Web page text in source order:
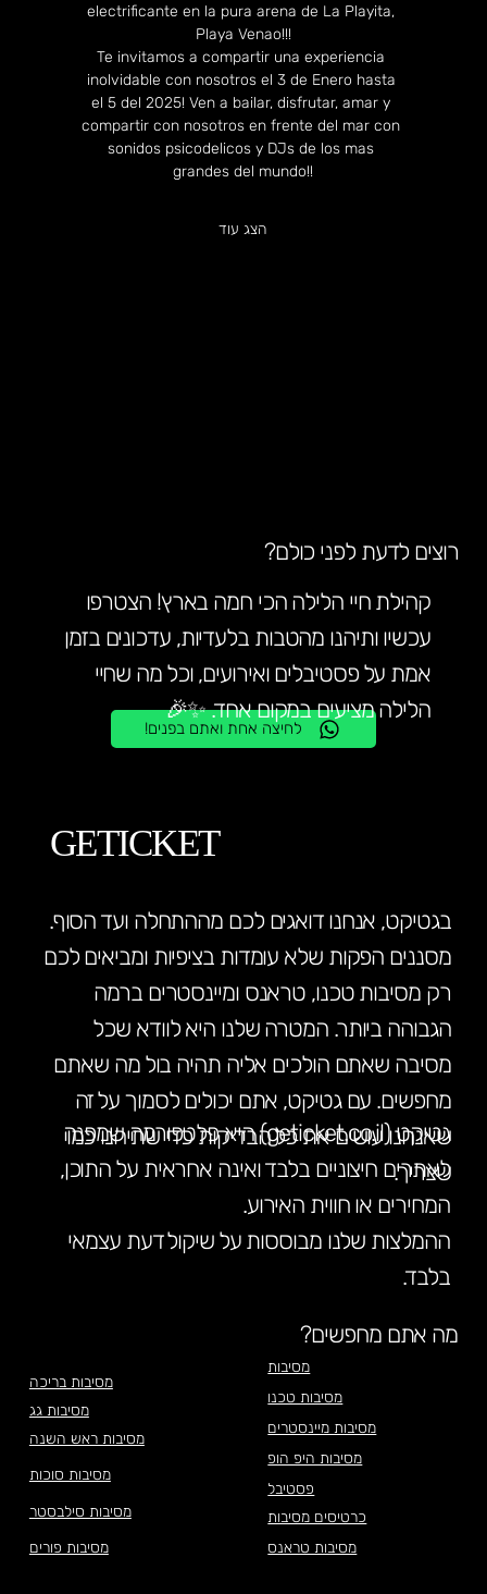
electrificante en la pura arena de La Playita,
Playa Venao!!!
Te invitamos a compartir una experiencia
inolvidable con nosotros el 3 de Enero hasta
el 5 del 2025! Ven a bailar, disfrutar, amar y
compartir con nosotros en frente del mar con
sonidos psicodelicos y DJs de los mas
grandes del mundo!!
הצג עוד
מסיבות בריכה
מסיבות גג
מסיבות ראש השנה
מסיבות סוכות
מסיבות סילבסטר
מסיבות פורים
מה אתם מחפשים?
מסיבות
מסיבות טכנו
מסיבות טראנס
מסיבות מיינסטרים
מסיבות היפ הופ
פסטיבל
כרטיסים מסיבות
לחיצה אחת ואתם בפנים!
קהילת חיי הלילה הכי חמה בארץ! הצטרפו
עכשיו ותיהנו מהטבות בלעדיות, עדכונים בזמן
אמת על פסטיבלים ואירועים, וכל מה שחיי
הלילה מציעים במקום אחד. ✨🎉
רוצים לדעת לפני כולם?
גטיקט (geticket.co.il) היא פלטפורמה שמפנה
לאתרים חיצוניים בלבד ואינה אחראית על התוכן,
המחירים או חווית האירוע.
ההמלצות שלנו מבוססות על שיקול דעת עצמאי
בלבד.
GETICKET
בגטיקט, אנחנו דואגים לכם מההתחלה ועד הסוף.
מסננים הפקות שלא עומדות בציפיות ומביאים לכם
רק מסיבות טכנו, טראנס ומיינסטרים ברמה
הגבוהה ביותר. המטרה שלנו היא לוודא שכל
מסיבה שאתם הולכים אליה תהיה בול מה שאתם
מחפשים. עם גטיקט, אתם יכולים לסמוך על זה
שאנחנו עושים את כל הבדיקות כדי שתיהנו כמו
שצריך.